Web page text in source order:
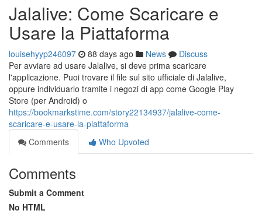
Jalalive: Come Scaricare e
Usare la Piattaforma
louisehyyp246097 88 days ago News
Discuss
Per avviare ad usare Jalalive, si deve prima scaricare
l'applicazione. Puoi trovare il file sul sito ufficiale di Jalalive,
oppure individuarlo tramite i negozi di app come Google Play
Store (per Android) o
https://bookmarkstime.com/story22134937/jalalive-come-
scaricare-e-usare-la-piattaforma
Comments
Who Upvoted
Comments
Submit a Comment
No HTML